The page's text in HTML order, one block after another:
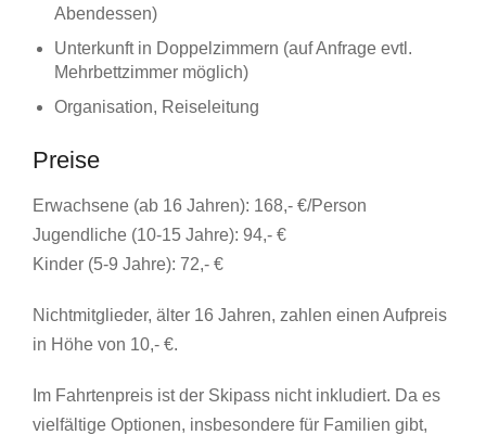
Abendessen)
Unterkunft in Doppelzimmern (auf Anfrage evtl.
Mehrbettzimmer möglich)
Organisation, Reiseleitung
Preise
Erwachsene (ab 16 Jahren): 168,- €/Person
Jugendliche (10-15 Jahre): 94,- €
Kinder (5-9 Jahre): 72,- €
Nichtmitglieder, älter 16 Jahren, zahlen einen Aufpreis
in Höhe von 10,- €.
Im Fahrtenpreis ist der Skipass nicht inkludiert. Da es
vielfältige Optionen, insbesondere für Familien gibt,